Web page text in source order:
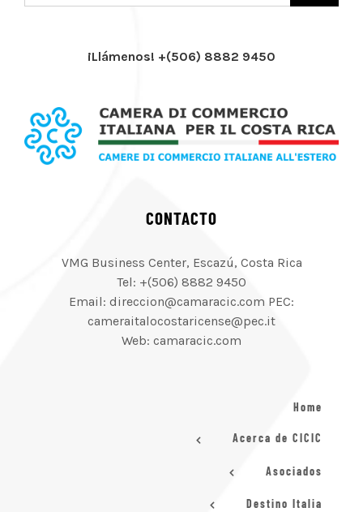
¡Llámenos! +(506) 8882 9450
CONTACTO
VMG Business Center, Escazú, Costa Rica
Tel: +(506) 8882 9450
Email: direccion@camaracic.com PEC:
cameraitalocostaricense@pec.it
Web: camaracic.com
Home
Acerca de CICIC
Asociados
Destino Italia